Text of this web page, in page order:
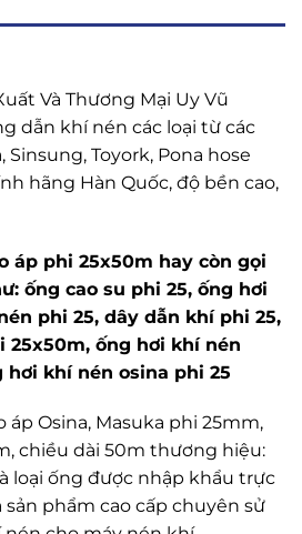
Và Thương Mại Uy Vũ
dẫn khí nén các loại từ các
Sinsung, Toyork, Pona hose
hãng Hàn Quốc, độ bền cao,
áp phi 25x50m hay còn gọi
ống cao su phi 25, ống hơi
phi 25, dây dẫn khí phi 25,
25x50m, ống hơi khí nén
hơi khí nén osina phi 25
áp Osina, Masuka phi 25mm,
chiều dài 50m thương hiệu:
loại ống được nhập khẩu trực
sản phẩm cao cấp chuyên sử